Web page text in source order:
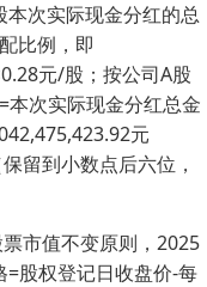
次实际现金分红的总
比例，即
元/股；按公司A股
本次实际现金分红总金
元
留到小数点后六位，
市值不变原则，2025
股权登记日收盘价-每